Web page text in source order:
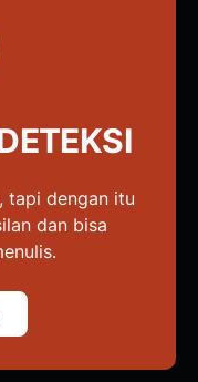
lalu
tapi dengan itu
dan bisa